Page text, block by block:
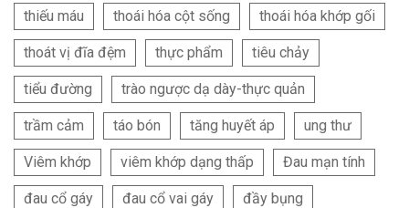
thiếu máu thoái hóa cột sống thoái hóa khớp gối
thoát vị đĩa đệm thực phẩm tiêu chảy
tiểu đường trào ngược dạ dày-thực quản
trầm cảm táo bón tăng huyết áp ung thư
Viêm khớp viêm khớp dạng thấp Đau mạn tính
đau cổ gáy đau cổ vai gáy đầy bụng